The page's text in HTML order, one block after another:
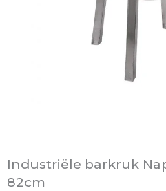
Industriële barkruk
82cm